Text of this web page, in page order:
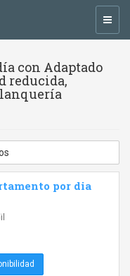
con Adaptado
reducida,
por dia